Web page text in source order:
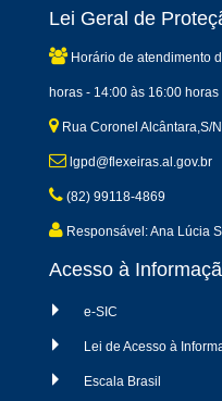
Lei Geral de
Horário de atendimento
horas - 14:00 às 16:00 horas
Rua Coronel Alcântara,S/
lgpd@flexeiras.al.gov.br
(82) 99118-4869
Responsável: Ana Lúcia
Acesso à
e-SIC
Lei de Acesso à
Escala Brasil